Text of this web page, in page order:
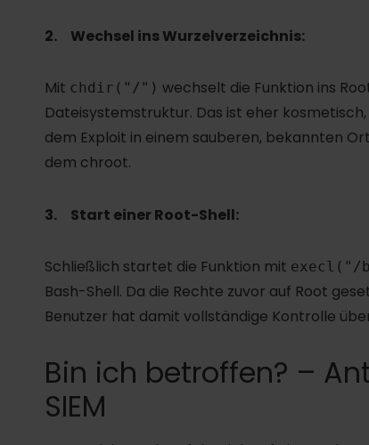
2. Wechsel ins Wurzelverzeichnis:
Mit chdir("/") wechselt die Funktion ins
Dateisystemstruktur. Das ist eher
dem Exploit in einem sauberen, bekannten
dem chroot.
3. Start einer Root-Shell:
Schließlich startet die Funktion mit execl("/
Bash-Shell. Da die Rechte zuvor auf Root
Benutzer hat damit vollständige Kontrolle
Bin ich betroffen? –
SIEM